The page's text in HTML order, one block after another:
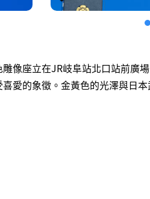
像座立在JR岐阜站北口站前廣
愛的象徵。金黃色的光澤與日